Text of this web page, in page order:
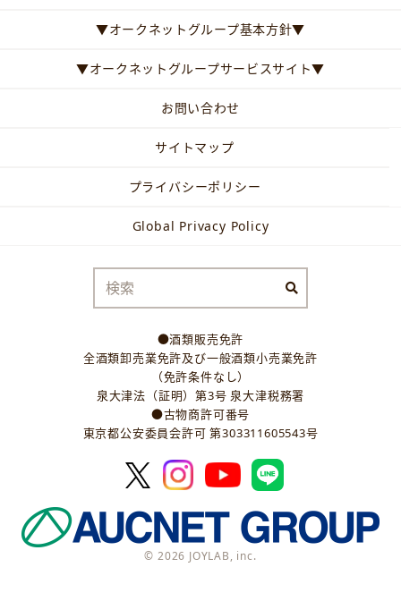
▼オークネットグループ基本方針▼
▼オークネットグループサービスサイト▼
お問い合わせ
サイトマップ
プライバシーポリシー
Global Privacy Policy
●酒類販売免許
全酒類卸売業免許及び一般酒類小売業免許
（免許条件なし）
泉大津法（証明）第3号 泉大津税務署
●古物商許可番号
東京都公安委員会許可 第303311605543号
© 2026 JOYLAB, inc.